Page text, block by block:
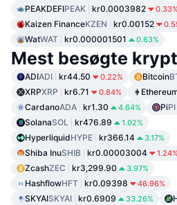
PEAKDEFIPEAK kr0.0003982
Kaizen FinanceKZEN kr0.00152
WatWAT kr0.000001501 0.63%
Mest besøgte
ADIADI kr44.50 0.22% Bitcoin
XRPXRP kr6.71 0.84%
CardanoADA kr1.30 4.64% PiPI
SolanaSOL kr476.89 1.02%
HyperliquidHYPE kr366.14 3.17%
Shiba InuSHIB kr0.00003004
ZcashZEC kr3,299.90 3.97%
HashflowHFT kr0.09398 46.96%
SKYAISKYAI kr0.6909 33.26%